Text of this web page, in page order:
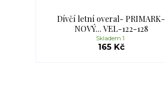
Dívčí letní overal- PRIMARK-
NOVÝ... VEL-122-128
165 Kč
Skladem 1